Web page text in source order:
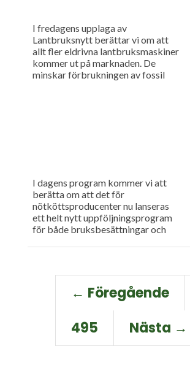
I fredagens upplaga av
Lantbruksnytt berättar vi om att
allt fler eldrivna lantbruksmaskiner
kommer ut på marknaden. De
minskar förbrukningen av fossil
I dagens program kommer vi att
berätta om att det för
nötköttsproducenter nu lanseras
ett helt nytt uppföljningsprogram
för både bruksbesättningar och
← Föregående
495
Nästa →